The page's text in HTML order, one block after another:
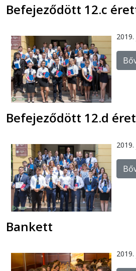
Befejeződött 12.c
Befejeződött 12.d
Bankett